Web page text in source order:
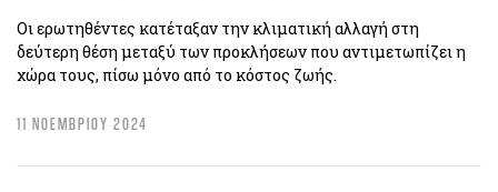
Οι ερωτηθέντες κατέταξαν την κλιματική αλλαγή στη
δεύτερη θέση μεταξύ των προκλήσεων που αντιμετωπίζει η
χώρα τους, πίσω μόνο από το κόστος ζωής.
11 ΝΟΕΜΒΡΙΟΥ 2024